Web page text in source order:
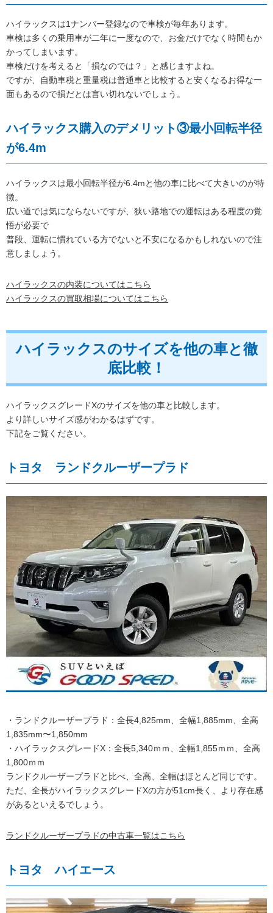
ハイラックスは1ナンバー登録なので車検が毎年あります。
車検は多くの乗用車が二年に一度なので、お金だけでなく時間もか
かってしまいます。
車検だけを考えると「損なのでは？」と感じますよね。
ですが、自動車税と重量税は普通車と比較すると安くなるお得な一
面もあるので損だとは言い切れないでしょう。
ハイラックス購入のデメリット③最小回転半径
が6.4m
ハイラックスは最小回転半径が6.4mと他の車に比べて大きいのが特
徴。
広い道では気にならないですが、狭い路地での運転はある程度の覚
悟が必要で
普段、運転に慣れている方でないと不安になるかもしれないので注
意しましょう。
ハイラックスの内装についてはこちら
ハイラックスの買取相場についてはこちら
ハイラックスのサイズを他の車と徹
底比較！
ハイラックスグレードXのサイズを他の車と比較します。
より詳しいサイズ感がわかるはずです。
下記をご覧ください。
トヨタ ランドクルーザープラド
・ランドクルーザープラド：全長4,825mm、全幅1,885mm、全高
1,835mm〜1,850mm
・ハイラックスグレードX：全長5,340ｍｍ、全幅1,855ｍｍ、全高
1,800ｍｍ
ランドクルーザープラドと比べ、全高、全幅はほとんど同じです。
ただ、全長がハイラックスグレードXの方が51cm長く、より存在感
があるといえるでしょう。
ランドクルーザープラドの中古車一覧はこちら
トヨタ ハイエース